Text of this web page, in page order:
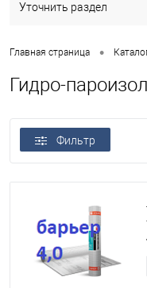
Уточнить раздел
Главная страница •
Гидро-
Фильтр